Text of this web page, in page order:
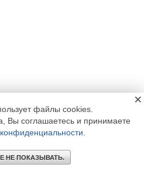
файлы cookies.
Вы соглашаетесь и принимаете
НЕ ПОКАЗЫВАТЬ.
×